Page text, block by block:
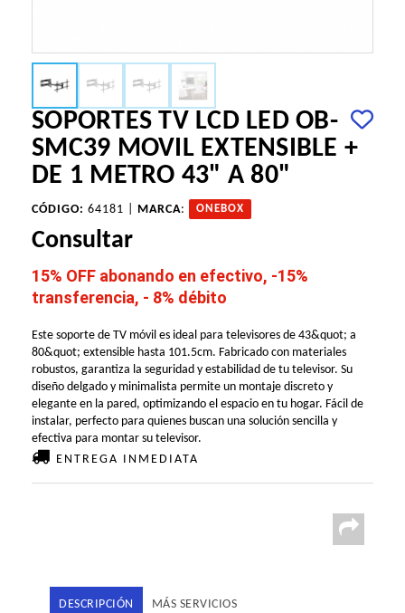
SOPORTES TV LCD LED OB-
SMC39 MOVIL EXTENSIBLE +
DE 1 METRO 43" A 80"
CÓDIGO: 64181 | MARCA: ONEBOX
Consultar
15% OFF abonando en efectivo, -15%
transferencia, - 8% débito
Este soporte de TV móvil es ideal para televisores de 43&quot; a
80&quot; extensible hasta 101.5cm. Fabricado con materiales
robustos, garantiza la seguridad y estabilidad de tu televisor. Su
diseño delgado y minimalista permite un montaje discreto y
elegante en la pared, optimizando el espacio en tu hogar. Fácil de
instalar, perfecto para quienes buscan una solución sencilla y
efectiva para montar su televisor.
ENTREGA INMEDIATA
DESCRIPCIÓN MÁS SERVICIOS